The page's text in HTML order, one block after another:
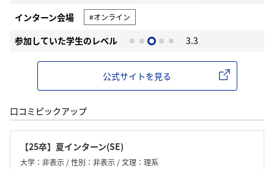
インターン会場
#オンライン
参加していた学生のレベル 3.3
公式サイトを見る
口コミピックアップ
【25卒】夏インターン(SE)
大学：非表示 / 性別：非表示 / 文理：理系